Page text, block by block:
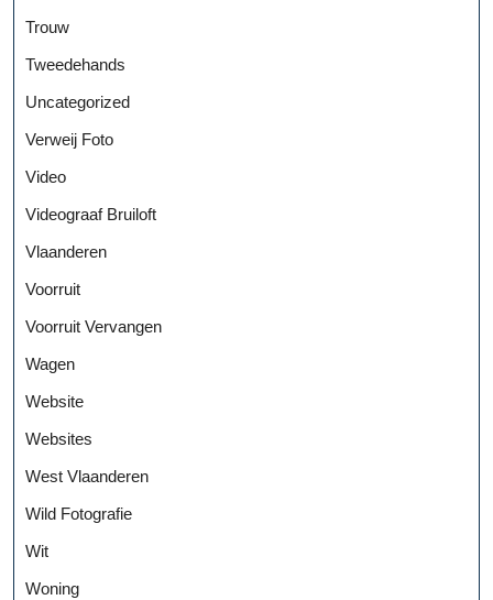
Trouw
Tweedehands
Uncategorized
Verweij Foto
Video
Videograaf Bruiloft
Vlaanderen
Voorruit
Voorruit Vervangen
Wagen
Website
Websites
West Vlaanderen
Wild Fotografie
Wit
Woning